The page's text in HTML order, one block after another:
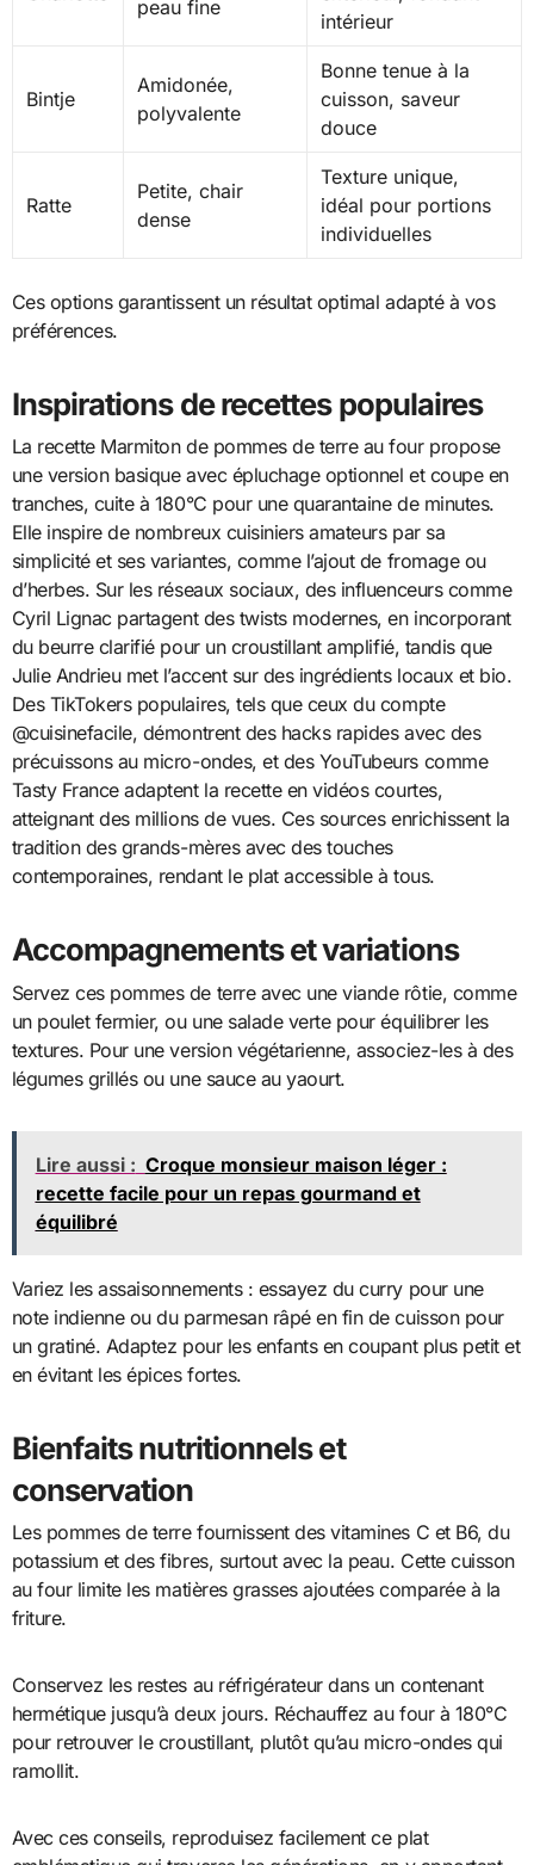
peau fine
intérieur
Bintje
Amidonée,
polyvalente
Bonne tenue à la
cuisson, saveur
douce
Ratte
Petite, chair
dense
Texture unique,
idéal pour portions
individuelles
Ces options garantissent un résultat optimal adapté à vos
préférences.
Inspirations de recettes populaires
La recette Marmiton de pommes de terre au four propose
une version basique avec épluchage optionnel et coupe en
tranches, cuite à 180°C pour une quarantaine de minutes.
Elle inspire de nombreux cuisiniers amateurs par sa
simplicité et ses variantes, comme l’ajout de fromage ou
d’herbes. Sur les réseaux sociaux, des influenceurs comme
Cyril Lignac partagent des twists modernes, en incorporant
du beurre clarifié pour un croustillant amplifié, tandis que
Julie Andrieu met l’accent sur des ingrédients locaux et bio.
Des TikTokers populaires, tels que ceux du compte
@cuisinefacile, démontrent des hacks rapides avec des
précuissons au micro-ondes, et des YouTubeurs comme
Tasty France adaptent la recette en vidéos courtes,
atteignant des millions de vues. Ces sources enrichissent la
tradition des grands-mères avec des touches
contemporaines, rendant le plat accessible à tous.
Accompagnements et variations
Servez ces pommes de terre avec une viande rôtie, comme
un poulet fermier, ou une salade verte pour équilibrer les
textures. Pour une version végétarienne, associez-les à des
légumes grillés ou une sauce au yaourt.
Lire aussi : Croque monsieur maison léger :
recette facile pour un repas gourmand et
équilibré
Variez les assaisonnements : essayez du curry pour une
note indienne ou du parmesan râpé en fin de cuisson pour
un gratiné. Adaptez pour les enfants en coupant plus petit et
en évitant les épices fortes.
Bienfaits nutritionnels et
conservation
Les pommes de terre fournissent des vitamines C et B6, du
potassium et des fibres, surtout avec la peau. Cette cuisson
au four limite les matières grasses ajoutées comparée à la
friture.
Conservez les restes au réfrigérateur dans un contenant
hermétique jusqu’à deux jours. Réchauffez au four à 180°C
pour retrouver le croustillant, plutôt qu’au micro-ondes qui
ramollit.
Avec ces conseils, reproduisez facilement ce plat